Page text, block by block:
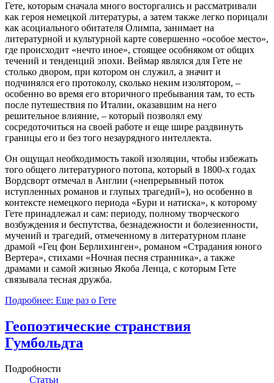
Гете, которым сначала много восторгались и рассматривали
как героя немецкой литературы, а затем также легко порицали
как асоциального обитателя Олимпа, занимает на
литературной и культурной карте совершенно «особое место»,
где происходит «нечто иное», стоящее особняком от общих
течений и тенденций эпохи. Веймар являлся для Гете не
столько двором, при котором он служил, а значит и
подчинялся его протоколу, сколько неким изолятором, –
особенно во время его вторичного пребывания там, то есть
после путешествия по Италии, оказавшим на него
решительное влияние, – который позволял ему
сосредоточиться на своей работе и еще шире раздвинуть
границы его и без того незаурядного интеллекта.
Он ощущал необходимость такой изоляции, чтобы избежать
того общего литературного потопа, который в 1800-х годах
Вордсворт отмечал в Англии («непрерывный поток
иступленных романов и глупых трагедий»), но особенно в
контексте немецкого периода «Бури и натиска», к которому
Гете принадлежал и сам: периоду, полному творческого
возбуждения и беспутства, безнадежности и болезненности,
мучений и трагедий, отмеченному в литературном плане
драмой «Гец фон Берлихинген», романом «Страдания юного
Вертера», стихами «Ночная песня странника», а также
драмами и самой жизнью Якоба Ленца, с которым Гете
связывала тесная дружба.
Подробнее: Еще раз о Гете
Геопоэтические странствия
Гумбольдта
Подробности
Статьи